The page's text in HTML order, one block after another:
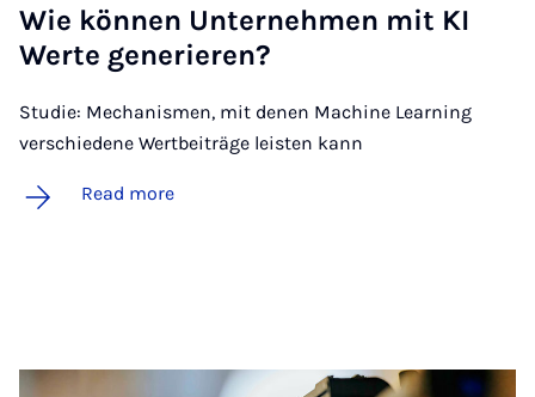
Wie können Un­terneh­men mit KI
Werte gen­er­i­er­en?
Studie: Mechanismen, mit denen Machine Learning
verschiedene Wertbeiträge leisten kann
Read more